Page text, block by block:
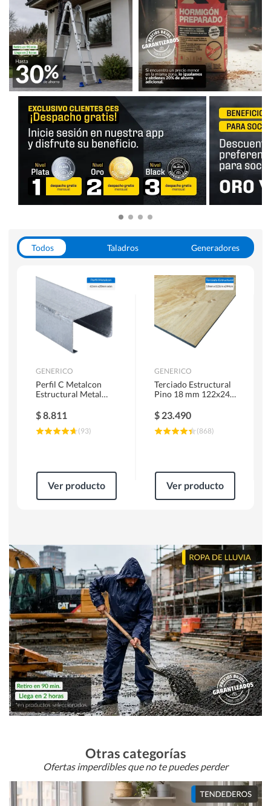
Todos Taladros
Generadores
Herramientas Manuales
Sierras Circulares
GENERICO
Perfil C Metalcon
Estructural Metal
$8.811
(93)
Ver producto
GENERICO
Terciado Estructural
Pino 18 mm 122x244
$ 23.490
(868)
Ver producto
Otras categorías
Ofertas imperdibles que no te puedes perder